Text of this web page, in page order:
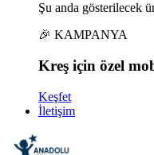
Şu anda gösterilecek
🎉 KAMPANYA
Kreş için özel
Keşfet
İletişim